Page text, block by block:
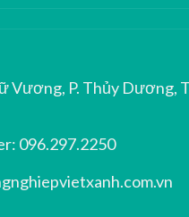
Vương, P. Thủy Dương,
096.297.2250